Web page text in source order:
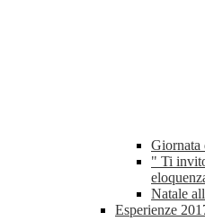
Giornata
" Ti
Natale
Esperienze